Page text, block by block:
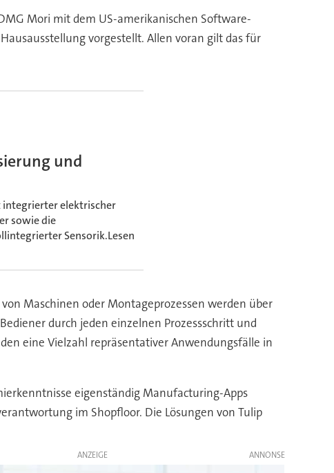
Mori mit dem US-amerikanischen Software-
vorgestellt. Allen voran gilt das für
und
integrierter elektrischer
sowie die
Sensorik.Lesen
Maschinen oder Montageprozessen werden über
durch jeden einzelnen Prozessschritt und
eine Vielzahl repräsentativer Anwendungsfälle in
eigenständig Manufacturing-Apps
im Shopfloor. Die Lösungen von Tulip
ANZEIGE